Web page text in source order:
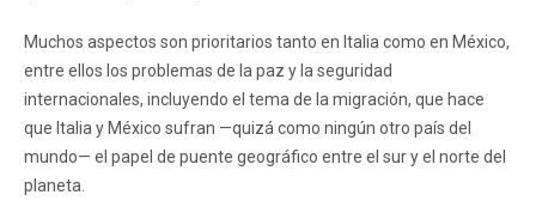
Muchos aspectos son prioritarios tanto en Italia como en México,
entre ellos los problemas de la paz y la seguridad
internacionales, incluyendo el tema de la migración, que hace
que Italia y México sufran —quizá como ningún otro país del
mundo— el papel de puente geográfico entre el sur y el norte del
planeta.